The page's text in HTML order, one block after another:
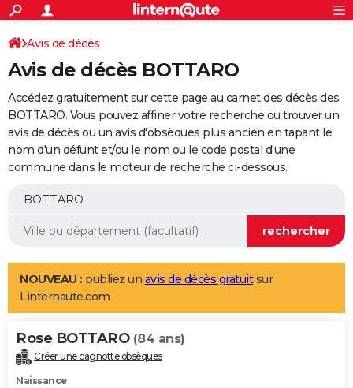
ACTUALITÉS
Politique
Société
Faits Divers
Education
Monde
Villes
+
SPORT
Coupe du monde 2026
Football
Tennis
Cyclisme
Rugby
Forum
Programme TV
TNT
Streaming
Cinéma
Sorties cinéma
Musique
+
FINANCE
Retraite
Epargne
Immobilier
Risques naturels par ville
Banque
Assurance
AUTO
Essais
Réserver un essai
Citadines
Berlines
SUV
Forum auto
+
Mobiles
Meilleur smartphone
Internet
Ordinateurs
Jeux vidéo
Guide high-tech
Aménagement intérieur
LIFESTYLE
Art de vivre
Bien-être
Loisirs
Mode
Modes de vie
Alimentation
Guide de la santé
Maladies
Médicaments
Sommeil
VOYAGE
Destinations
City break
Voyage nature
Voyage de noces
Forum
Climat
+PHOTO
Avis de décès
Avis de décès BOTTARO
Accédez gratuitement sur cette page au carnet des décès des
BOTTARO. Vous pouvez affiner votre recherche ou trouver un
avis de décès ou un avis d'obsèques plus ancien en tapant le
nom d'un défunt et/ou le nom ou le code postal d'une
commune dans le moteur de recherche ci-dessous.
NOUVEAU : publiez un avis de décès gratuitsur
Linternaute.com
Rose BOTTARO (84 ans)
Créer une cagnotte obsèques
Naissance